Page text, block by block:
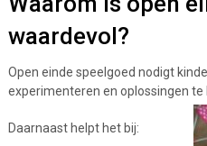
waardevol?
Open einde speelgoed nodigt
experimenteren en oplossingen te
Daarnaast helpt het bij: